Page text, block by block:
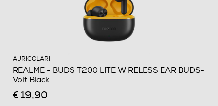
AURICOLARI
REALME - BUDS T200 LITE WIRELESS EAR BUDS-
Volt Black
€ 19,90